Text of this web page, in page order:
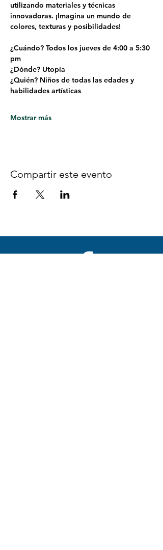
utilizando materiales y técnicas
innovadoras. ¡Imagina un mundo de
colores, texturas y posibilidades!
¿Cuándo? Todos los jueves de 4:00 a 5:30
pm
¿Dónde? Utopía
¿Quién? Niños de todas las edades y
habilidades artísticas
Mostrar más
Compartir este evento